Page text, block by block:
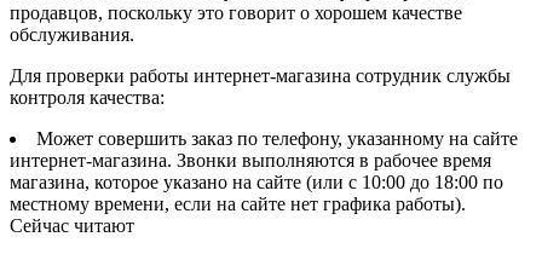
продавцов, поскольку это говорит о хорошем качестве
обслуживания.
Для проверки работы интернет-магазина сотрудник службы
контроля качества:
Может совершить заказ по телефону, указанному на сайте
интернет-магазина. Звонки выполняются в рабочее время
магазина, которое указано на сайте (или с 10:00 до 18:00 по
местному времени, если на сайте нет графика работы).
Сейчас читают